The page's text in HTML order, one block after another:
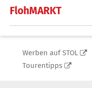
FlohMARKT
Werben auf STOL
Tourentipps